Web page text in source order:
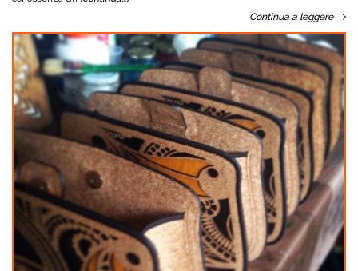
Continua a leggere